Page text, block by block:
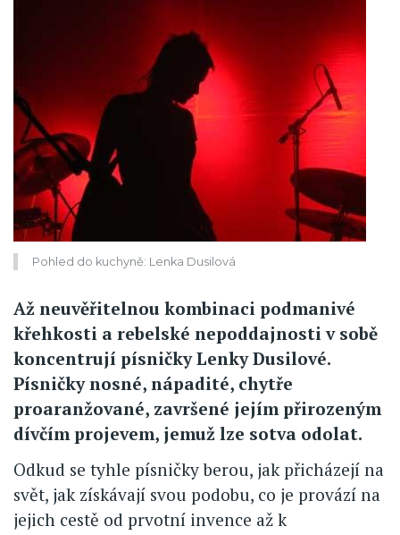
Pohled do kuchyně: Lenka Dusilová
Až neuvěřitelnou kombinaci podmanivé
křehkosti a rebelské nepoddajnosti v sobě
koncentrují písničky Lenky Dusilové.
Písničky nosné, nápadité, chytře
proaranžované, završené jejím přirozeným
dívčím projevem, jemuž lze sotva odolat.
Odkud se tyhle písničky berou, jak přicházejí na
svět, jak získávají svou podobu, co je provází na
jejich cestě od prvotní invence až k